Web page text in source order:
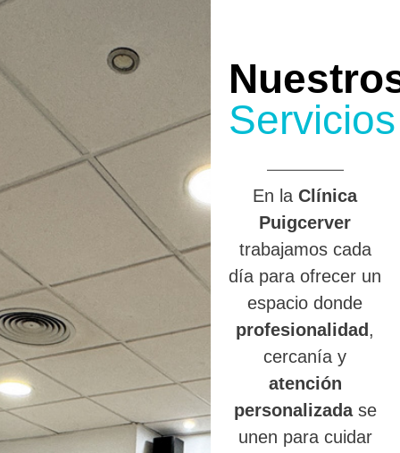
Servicios
En laClínica
Puigcerver
trabajamos cada
día para ofrecer un
espacio donde
profesionalidad ,
cercanía y
atención
personalizadase
unen para cuidar